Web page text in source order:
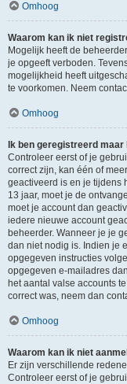
Omhoog
Waarom kan ik niet
Mogelijk heeft de
je opgeeft verboden.
mogelijkheid heeft
te voorkomen. Neem
Omhoog
Ik ben geregistreerd
Controleer eerst of je
correct zijn, kan één of
geactiveerd is en je tijdens
13 jaar, moet je de
moet je account dan
iedere nieuwe account
beheerder. Wanneer je je
dan niet nodig is. Indien je
opgegeven instructies
opgegeven e-mailadres
het aantal valse accounts
correct was, neem dan
Omhoog
Waarom kan ik niet
Er zijn verschillende
Controleer eerst of je